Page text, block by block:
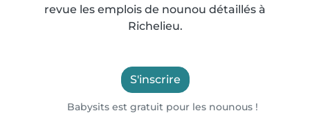
revue les emplois de nounou détaillés à
Richelieu.
S'inscrire
Babysits est gratuit pour les nounous !